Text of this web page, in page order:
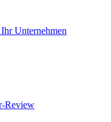
Unternehmen
Review